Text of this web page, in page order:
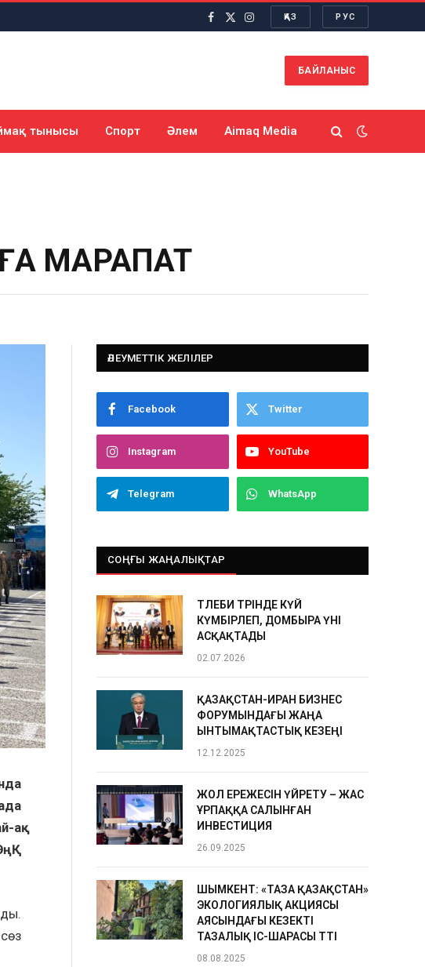
Facebook
X
Instagram
ҚАЗ РУС
БАЙЛАНЫС
тынысы Спорт Әлем Aimaq Media
МАРАПАТ
ақ
ӘЛЕУМЕТТІК ЖЕЛІЛЕР
Facebook Twitter
Instagram YouTube
Telegram WhatsApp
СОҢҒЫ ЖАҢАЛЫҚТАР
ТӨЛЕБИ ТӨРІНДЕ КҮЙ
КҮМБІРЛЕП, ДОМБЫРА ҮНІ
АСҚАҚТАДЫ
02.07.2026
ҚАЗАҚСТАН-ИРАН БИЗНЕС
ФОРУМЫНДАҒЫ ЖАҢА
ЫНТЫМАҚТАСТЫҚ КЕЗЕҢІ
12.12.2025
ЖОЛ ЕРЕЖЕСІН ҮЙРЕТУ – ЖАС
ҰРПАҚҚА САЛЫНҒАН
ИНВЕСТИЦИЯ
26.09.2025
ШЫМКЕНТ: «ТАЗА ҚАЗАҚСТАН»
ЭКОЛОГИЯЛЫҚ АКЦИЯСЫ
АЯСЫНДАҒЫ КЕЗЕКТІ
ТАЗАЛЫҚ ІС-ШАРАСЫ ӨТТІ
08.08.2025